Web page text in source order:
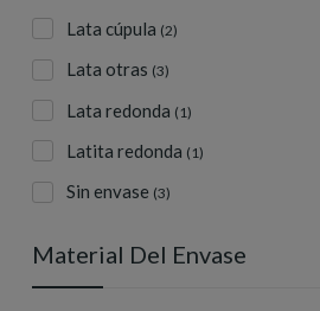
Lata cúpula (2)
Lata otras (3)
Lata redonda (1)
Latita redonda (1)
Sin envase (3)
Material Del Envase